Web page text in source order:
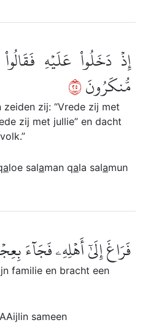
إِذۡ دَخَلُواْ عَلَيۡهِ
مُّنكَرُونَ٥٢
zij: “Vrede zij met
zij met jullie” en dacht
aloe salaman qala salamun
فَرَاغَ إِلَىٰٓ أَهۡلِهِۦ فَجَآءَ
familie en bracht een
sameen